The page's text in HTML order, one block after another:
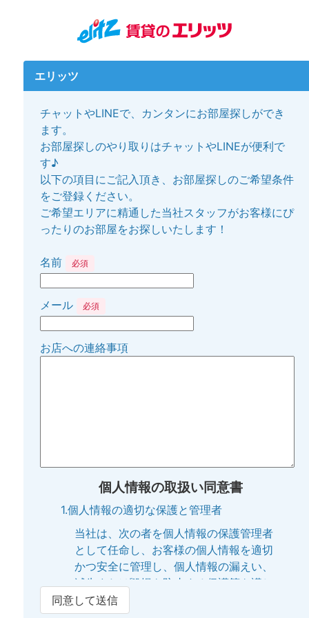
エリッツ
チャットやLINEで、カンタンにお部屋探しができ
ます。
お部屋探しのやり取りはチャットやLINEが便利で
す♪
以下の項目にご記入頂き、お部屋探しのご希望条件
をご登録ください。
ご希望エリアに精通した当社スタッフがお客様にぴ
ったりのお部屋をお探しいたします！
名前 必須
メール 必須
お店への連絡事項
個人情報の取扱い同意書
1.個人情報の適切な保護と管理者
当社は、次の者を個人情報の保護管理者
として任命し、お客様の個人情報を適切
かつ安全に管理し、個人情報の漏えい、
滅失または毀損を防止する保護策を講じ
ています。
同意して送信